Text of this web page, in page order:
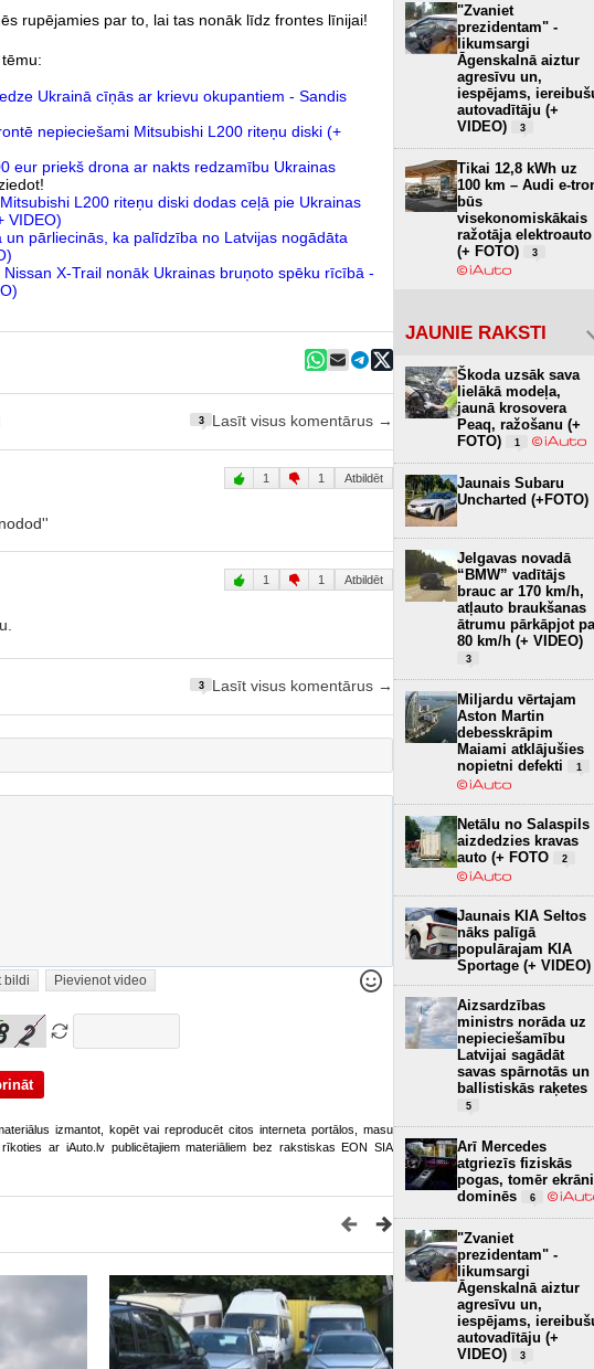
rupējamies par to, lai tas nonāk līdz frontes līnijai!
Ukrainā cīņās ar krievu okupantiem - Sandis
nepieciešami Mitsubishi L200 riteņu diski (+
eur priekš drona ar nakts redzamību Ukrainas
L200 riteņu diski dodas ceļā pie Ukrainas
VIDEO)
un pārliecinās, ka palīdzība no Latvijas nogādāta
X-Trail nonāk Ukrainas bruņoto spēku rīcībā -
3 Lasīt visus komentārus →
1 1 Atbildēt
1 1 Atbildēt
3 Lasīt visus komentārus →
bildi Pievienot video
izmantot, kopēt vai reproducēt citos interneta portālos, masu
ar iAuto.lv publicētajiem materiāliem bez rakstiskas EON SIA
"Zvaniet
prezidentam" -
likumsargi
Āgenskalnā aiztur
agresīvu un,
iespējams,
autovadītāju (+
VIDEO)
3
Tikai 12,8 kWh uz
100 km – Audi e-
būs
visekonomiskākais
ražotāja elektroauto
(+ FOTO)
3
JAUNIE RAKSTI
Škoda uzsāk sava
lielākā modeļa,
jaunā krosovera
Peaq, ražošanu (+
FOTO)
1
Jaunais Subaru
Uncharted (+FOTO)
Jelgavas novadā
“BMW” vadītājs
brauc ar 170 km/h,
atļauto braukšanas
ātrumu pārkāpjot
80 km/h (+ VIDEO)
3
Miljardu vērtajam
Aston Martin
debesskrāpim
Maiami atklājušies
nopietni defekti
1
Netālu no Salaspils
aizdedzies kravas
auto (+ FOTO
2
Jaunais KIA Seltos
nāks palīgā
populārajam KIA
Sportage (+ VIDEO)
Aizsardzības
ministrs norāda uz
nepieciešamību
Latvijai sagādāt
savas spārnotās un
ballistiskās raķetes
5
Arī Mercedes
atgriezīs fiziskās
pogas, tomēr ekrāni
dominēs
6
"Zvaniet
prezidentam" -
likumsargi
Āgenskalnā aiztur
agresīvu un,
iespējams,
autovadītāju (+
VIDEO)
3